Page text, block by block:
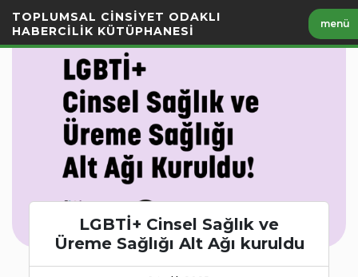
Geç
TOPLUMSAL CİNSİYET ODAKLI
HABERCİLİK KÜTÜPHANESİ
menü
LGBTİ+ Cinsel Sağlık ve
Üreme Sağlığı Alt Ağı kuruldu